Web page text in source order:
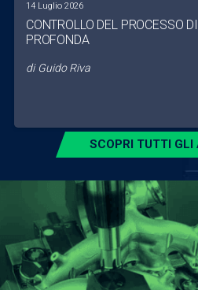
14 Luglio 2026
CONTROLLO DEL PROCESSO
PROFONDA
di Guido Riva
SCOPRI TUTTI GLI